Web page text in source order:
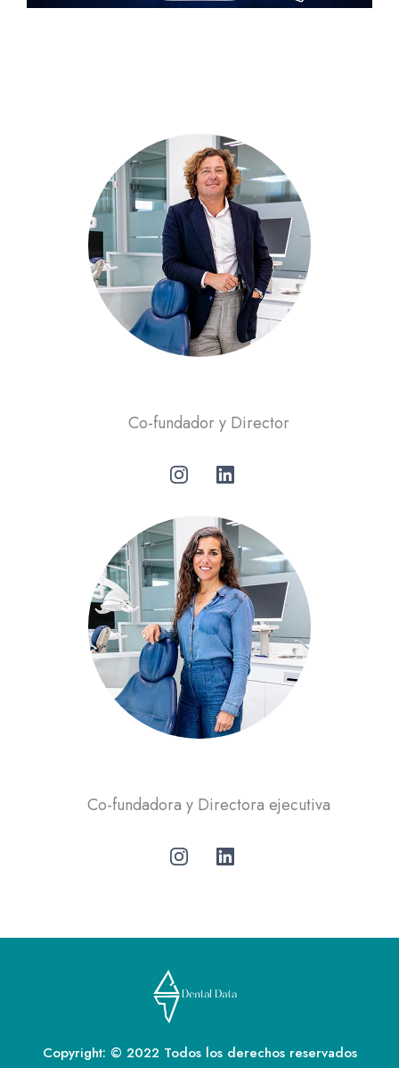
Co-fundador y Director
Co-fundadora y Directora ejecutiva
Copyright: © 2022 Todos los derechos reservados